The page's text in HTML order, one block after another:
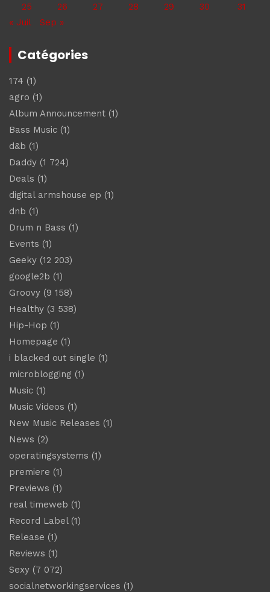
25
26 27 28 29 30
31
« Juil
Sep »
Catégories
174 (1)
agro (1)
Album Announcement (1)
Bass Music (1)
d&b (1)
Daddy (1 724)
Deals (1)
digital armshouse ep (1)
dnb (1)
Drum n Bass (1)
Events (1)
Geeky (12 203)
google2b (1)
Groovy (9 158)
Healthy (3 538)
Hip-Hop (1)
Homepage (1)
i blacked out single (1)
microblogging (1)
Music (1)
Music Videos (1)
New Music Releases (1)
News (2)
operatingsystems (1)
premiere (1)
Previews (1)
real timeweb (1)
Record Label(1)
Release (1)
Reviews (1)
Sexy (7 072)
socialnetworkingservices (1)